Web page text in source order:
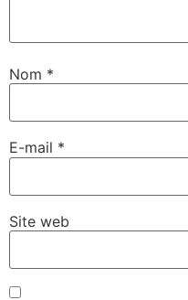
Nom *
E-mail *
Site web